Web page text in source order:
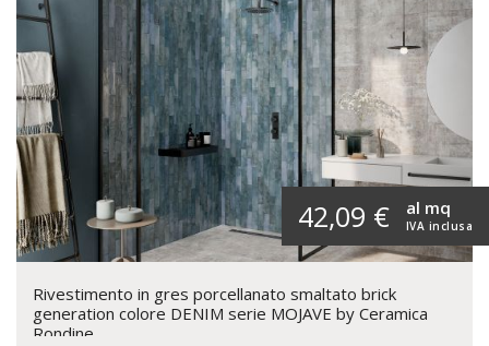
42,09 € IVA inclusa
al mq
Rivestimento in gres porcellanato smaltato brick
generation colore DENIM serie MOJAVE by Ceramica
Rondine